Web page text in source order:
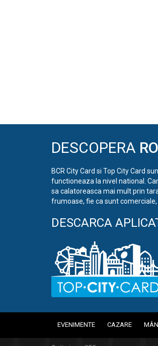
DESCOPERA
BCR City Card si Top City Card
functioneaza la nivel national.
sa calatoreasca mai mult prin
frumoase, fie ca sunt
DESCARCA
EVENIMENTE CAZARE